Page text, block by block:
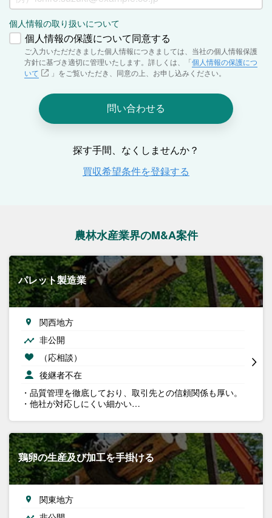
農林水産業界のM&A案件
パレット製造業
関西地方
非公開
（応相談）
後継者不在
・品質管理を徹底しており、取引先との信頼関係も厚い。
・他社が対応しにくい細かい…
鶏卵の生産及び加工を手掛ける
関東地方